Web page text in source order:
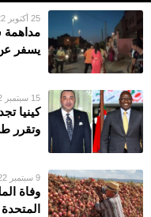
25 أكتوبر 2022
مداهمة
يسفر
15 سبتمبر 2022
كينيا
وتقرر
9 سبتمبر 2022
وفاة